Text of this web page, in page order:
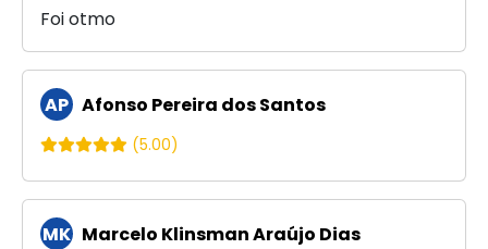
Foi otmo
AP Afonso Pereira dos Santos
(5.00)
MK Marcelo Klinsman Araújo Dias